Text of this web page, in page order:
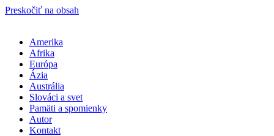
Preskočiť na obsah
Amerika
Afrika
Európa
Ázia
Austrália
Slováci a svet
Pamäti a spomienky
Autor
Kontakt